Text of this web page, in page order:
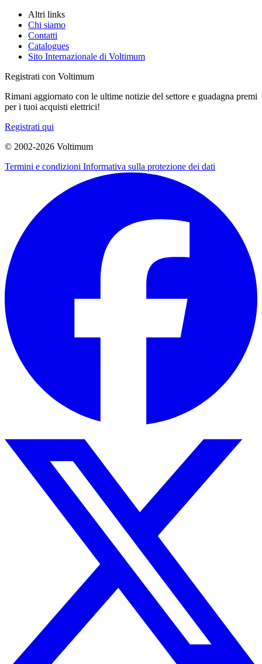
Altri links
Chi siamo
Contatti
Catalogues
Sito Internazionale di Voltimum
Registrati con Voltimum
Rimani aggiornato con le ultime notizie del settore e guadagna premi
per i tuoi acquisti elettrici!
Registrati qui
© 2002-2026 Voltimum
Termini e condizioni Informativa sulla protezione dei dati